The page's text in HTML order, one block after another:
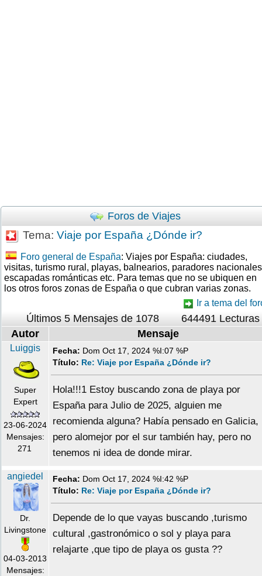
Foros de Viajes
Tema: Viaje por España ¿Dónde ir?
Foro general de España: Viajes por España: ciudades,
visitas, turismo rural, playas, balnearios, paradores
escapadas románticas etc. Para temas que no se ubiquen en
los otros foros zonas de España o que cubran varias zonas.
Ir a tema del
Últimos 5 Mensajes de 1078
644491 Lecturas
Autor
Mensaje
Luiggis
Super
Expert
23-06-2024
Mensajes:
271
Fecha: Dom Oct 17, 2024 %I:07 %P
Título: Re: Viaje por España ¿Dónde ir?
Hola!!!1 Estoy buscando zona de playa por
España para Julio de 2025, alguien me
recomienda alguna? Había pensado en Galicia,
pero alomejor por el sur también hay, pero no
tenemos ni idea de donde mirar.
angiedel
Dr.
Livingstone
04-03-2013
Mensajes:
Fecha: Dom Oct 17, 2024 %I:42 %P
Título: Re: Viaje por España ¿Dónde ir?
Depende de lo que vayas buscando ,turismo
cultural ,gastronómico o sol y playa para
relajarte ,que tipo de playa os gusta ??